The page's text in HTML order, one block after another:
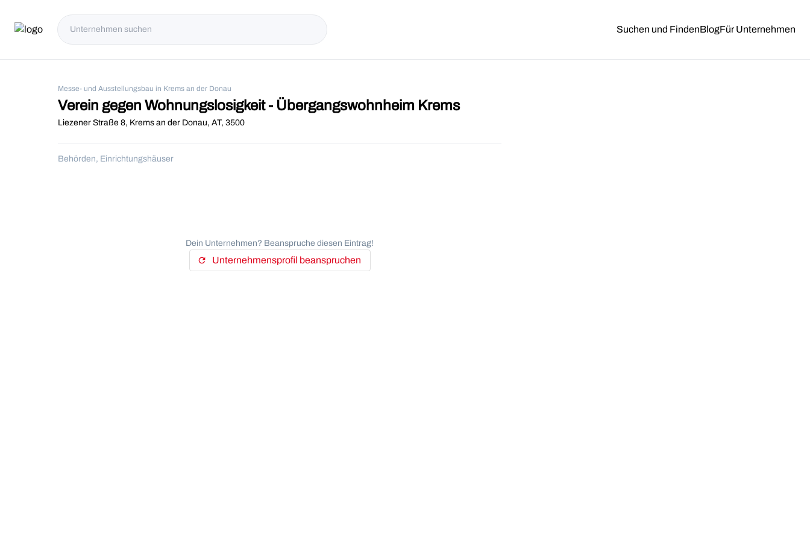
Suchen und FindenBlogFür Unternehmen
Messe- und Ausstellungsbau in Krems an der Donau
Verein gegen Wohnungslosigkeit - Übergangswohnheim Krems
Liezener Straße 8, Krems an der Donau, AT, 3500
Behörden, Einrichtungshäuser
Dein Unternehmen? Beanspruche diesen Eintrag!
refresh Unternehmensprofil beanspruchen